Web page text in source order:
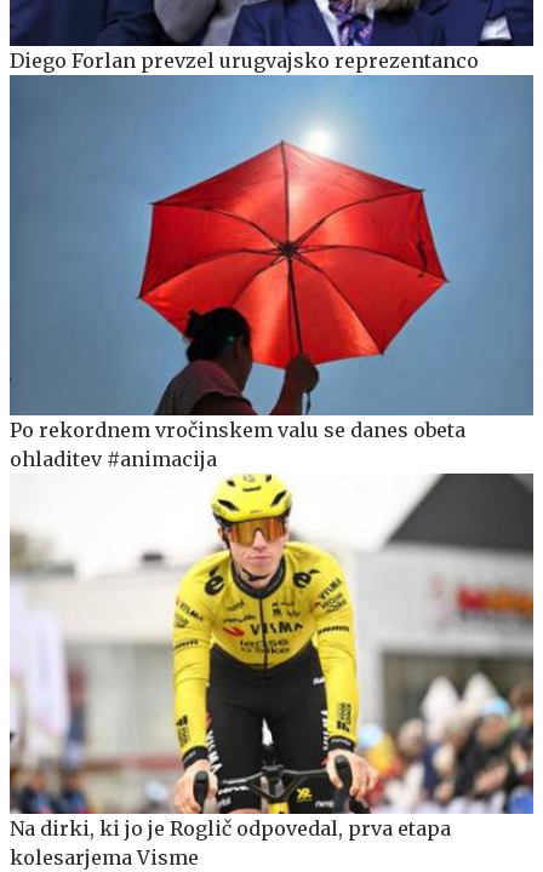
Diego Forlan prevzel urugvajsko reprezentanco
Po rekordnem vročinskem valu se danes obeta
ohladitev #animacija
Na dirki, ki jo je Roglič odpovedal, prva etapa
kolesarjema Visme